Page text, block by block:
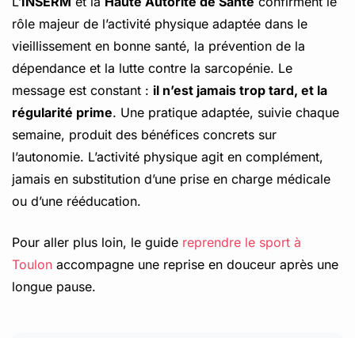
rôle majeur de l’activité physique adaptée dans le
vieillissement en bonne santé, la prévention de la
dépendance et la lutte contre la sarcopénie. Le
message est constant : il n’est jamais trop tard, et la
régularité prime. Une pratique adaptée, suivie chaque
semaine, produit des bénéfices concrets sur
l’autonomie. L’activité physique agit en complément,
jamais en substitution d’une prise en charge médicale
ou d’une rééducation.
Pour aller plus loin, le guide reprendre le sport à
Toulon accompagne une reprise en douceur après une
longue pause.